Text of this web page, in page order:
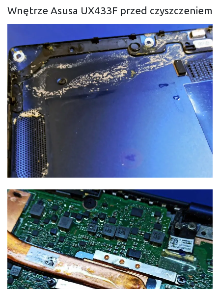
Wnętrze Asusa UX433F przed czyszczeniem